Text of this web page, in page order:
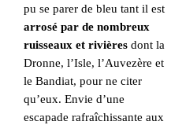
pu se parer de bleu tant il est
arrosé par de nombreux
ruisseaux et rivières dont la
Dronne, l’Isle, l’Auvezère et
le Bandiat, pour ne citer
qu’eux. Envie d’une
escapade rafraîchissante aux